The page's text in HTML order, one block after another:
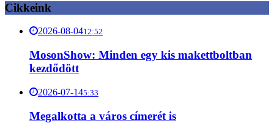
Cikkeink
2026-08-0412:52
MosonShow: Minden egy kis makettboltban
kezdődött
2026-07-145:33
Megalkotta a város címerét is